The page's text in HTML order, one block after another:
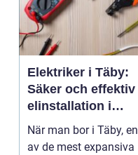
Elektriker i Täby:
Säker och effektiv
elinstallation i
norrort
När man bor i Täby, en
av de mest expansiva